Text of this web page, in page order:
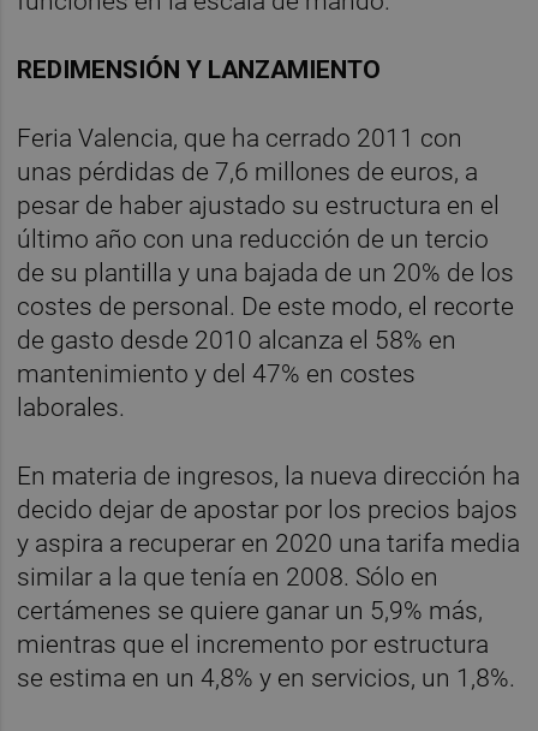
REDIMENSIÓN Y LANZAMIENTO
Feria Valencia, que ha cerrado 2011 con
unas pérdidas de 7,6 millones de euros, a
pesar de haber ajustado su estructura en el
último año con una reducción de un tercio
de su plantilla y una bajada de un 20% de los
costes de personal. De este modo, el recorte
de gasto desde 2010 alcanza el 58% en
mantenimiento y del 47% en costes
laborales.
En materia de ingresos, la nueva dirección ha
decido dejar de apostar por los precios bajos
y aspira a recuperar en 2020 una tarifa media
similar a la que tenía en 2008. Sólo en
certámenes se quiere ganar un 5,9% más,
mientras que el incremento por estructura
se estima en un 4,8% y en servicios, un 1,8%.